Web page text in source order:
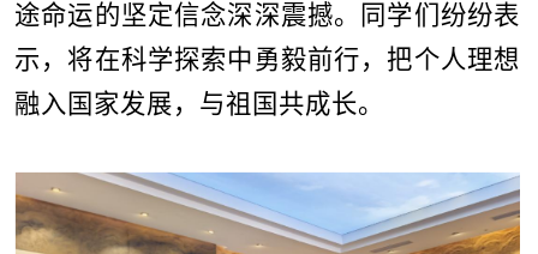
途命运的坚定信念深深震撼。同学们纷纷表
示，将在科学探索中勇毅前行，把个人理想
融入国家发展，与祖国共成长。